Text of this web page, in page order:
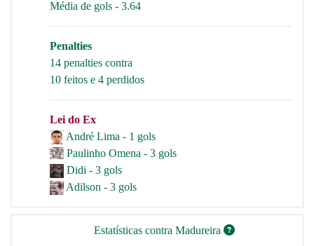
Média de gols - 3.64
Penalties
14 penalties contra
10 feitos e 4 perdidos
Lei do Ex
André Lima - 1 gols
Paulinho Omena - 3 gols
Didi - 3 gols
Adilson - 3 gols
Estatísticas contra Madureira